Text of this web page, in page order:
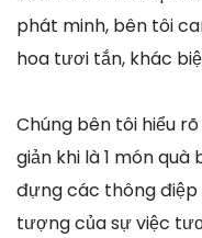
phát minh, bên tôi
hoa tươi tắn, khác
Chúng bên tôi hiểu
giản khi là 1 món
đựng các thông điệp
tượng của sự việc